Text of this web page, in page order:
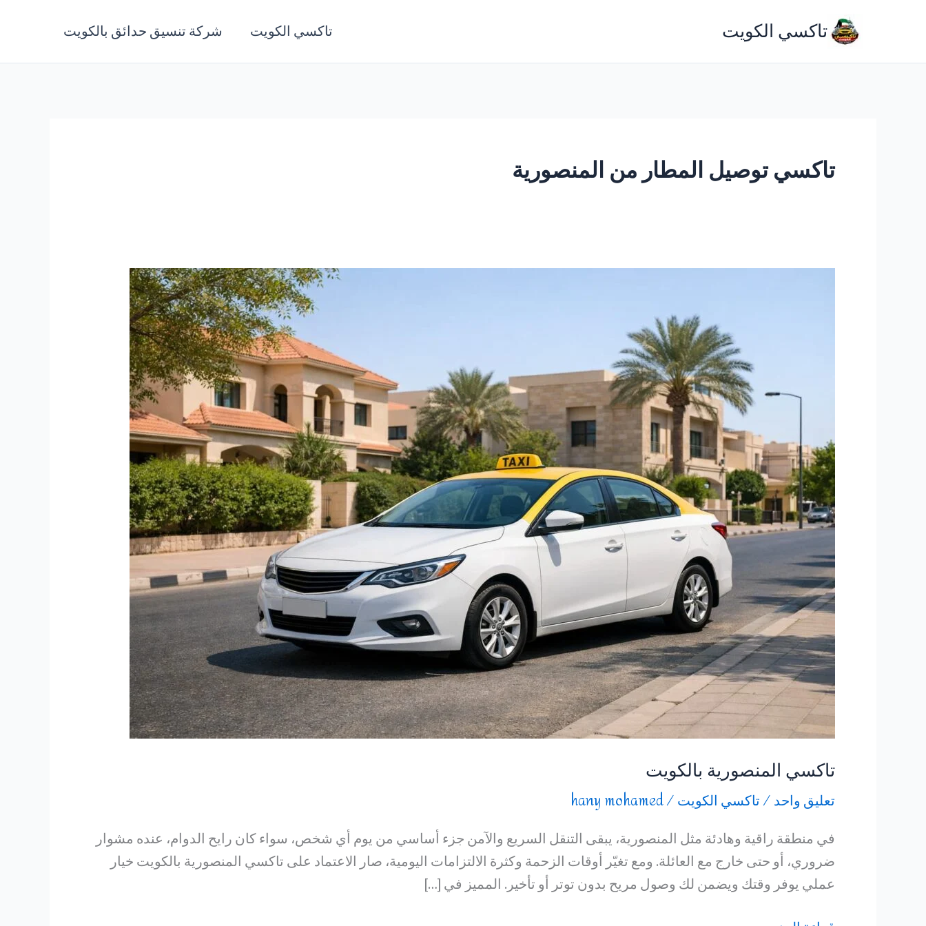
المحتوى
تاكسي الكويت تاكسي الكويت شركة تنسيق حدائق بالكويت
تاكسي توصيل المطار من المنصورية
تاكسي المنصورية بالكويت
تعليق واحد/تاكسي الكويت/
hany mohamed
في منطقة راقية وهادئة مثل المنصورية، يبقى التنقل السريع والآمن جزء أساسي من يوم أي شخص، سواء كان رايح الدوام، عنده مشوار
ضروري، أو حتى خارج مع العائلة. ومع تغيّر أوقات الزحمة وكثرة الالتزامات اليومية، صار الاعتماد على تاكسي المنصورية بالكويت خيار
عملي يوفر وقتك ويضمن لك وصول مريح بدون توتر أو تأخير. المميز في […]